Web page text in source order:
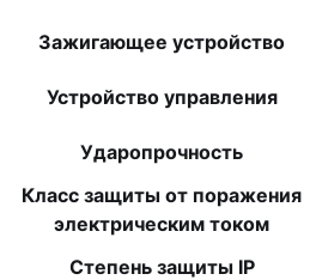
Зажигающее устройство
Устройство управления
Ударопрочность
Класс защиты от поражения
электрическим током
Степень защиты IP